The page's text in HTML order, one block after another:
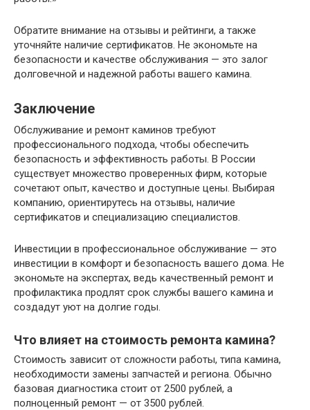
Обратите внимание на отзывы и рейтинги, а также
уточняйте наличие сертификатов. Не экономьте на
безопасности и качестве обслуживания — это залог
долговечной и надежной работы вашего камина.
Заключение
Обслуживание и ремонт каминов требуют
профессионального подхода, чтобы обеспечить
безопасность и эффективность работы. В России
существует множество проверенных фирм, которые
сочетают опыт, качество и доступные цены. Выбирая
компанию, ориентирутесь на отзывы, наличие
сертификатов и специализацию специалистов.
Инвестиции в профессиональное обслуживание — это
инвестиции в комфорт и безопасность вашего дома. Не
экономьте на экспертах, ведь качественный ремонт и
профилактика продлят срок службы вашего камина и
создадут уют на долгие годы.
Что влияет на стоимость ремонта камина?
Стоимость зависит от сложности работы, типа камина,
необходимости замены запчастей и региона. Обычно
базовая диагностика стоит от 2500 рублей, а
полноценный ремонт — от 3500 рублей.